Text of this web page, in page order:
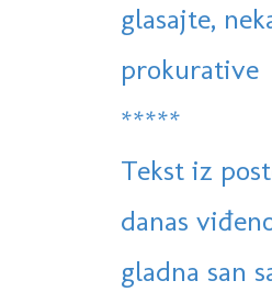
glasajte,
prokurative
*****
Tekst iz
danas
gladna san